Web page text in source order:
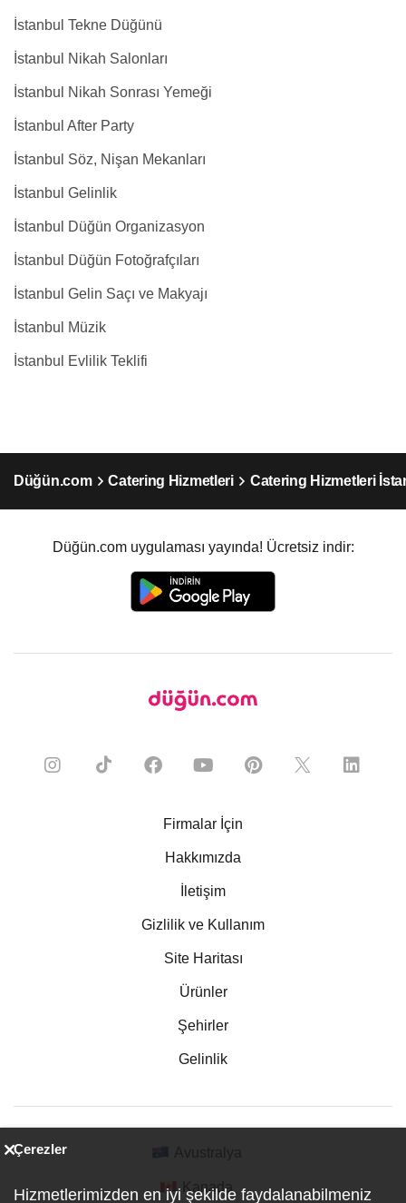
İstanbul Tekne Düğünü
İstanbul Nikah Salonları
İstanbul Nikah Sonrası Yemeği
İstanbul After Party
İstanbul Söz, Nişan Mekanları
İstanbul Gelinlik
İstanbul Düğün Organizasyon
İstanbul Düğün Fotoğrafçıları
İstanbul Gelin Saçı ve Makyajı
İstanbul Müzik
İstanbul Evlilik Teklifi
Düğün.com Catering Hizmetleri Catering Hizmetleri
Düğün.com uygulaması yayında! Ücretsiz indir:
Firmalar İçin
Hakkımızda
İletişim
Gizlilik ve Kullanım
Site Haritası
Ürünler
Şehirler
Gelinlik
Kanada
Çerezler
Hizmetlerimizden en iyi şekilde faydalanabilmeniz